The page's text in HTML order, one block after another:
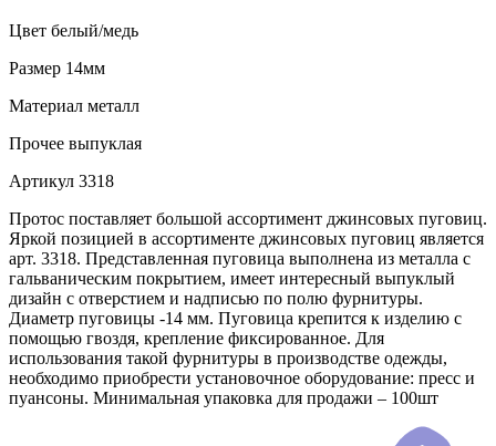
Цвет белый/медь
Размер 14мм
Материал металл
Прочее выпуклая
Артикул 3318
Протос поставляет большой ассортимент джинсовых пуговиц.
Яркой позицией в ассортименте джинсовых пуговиц является
арт. 3318. Представленная пуговица выполнена из металла с
гальваническим покрытием, имеет интересный выпуклый
дизайн с отверстием и надписью по полю фурнитуры.
Диаметр пуговицы -14 мм. Пуговица крепится к изделию с
помощью гвоздя, крепление фиксированное. Для
использования такой фурнитуры в производстве одежды,
необходимо приобрести установочное оборудование: пресс и
пуансоны. Минимальная упаковка для продажи – 100шт